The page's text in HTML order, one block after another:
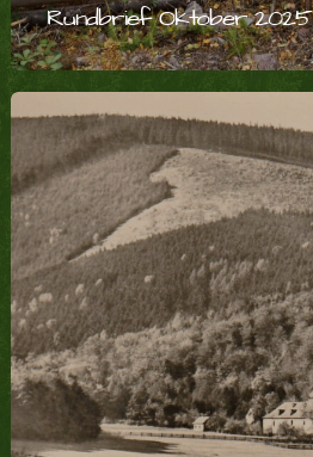
Rundbrief Oktober 2025